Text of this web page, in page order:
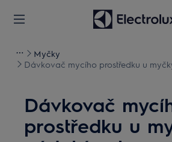
Myčky
Dávkovač mycího prostředku u
Dávkovač
prostředku u